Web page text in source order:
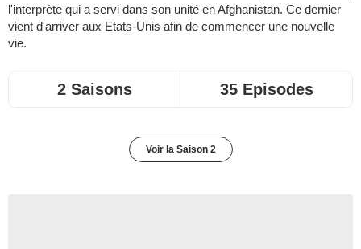
l'interprète qui a servi dans son unité en Afghanistan. Ce dernier
vient d'arriver aux Etats-Unis afin de commencer une nouvelle
vie.
2 Saisons 35 Episodes
Voir la Saison 2